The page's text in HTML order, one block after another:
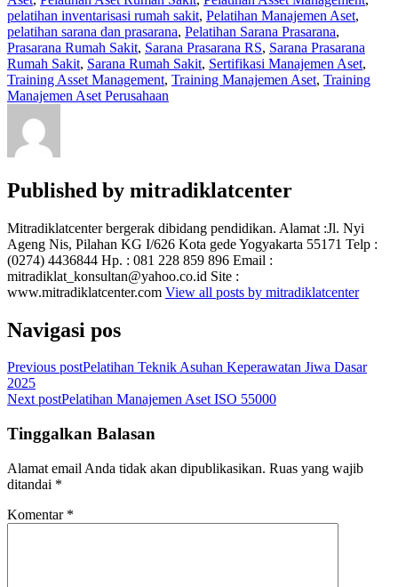
pelatihan inventarisasi rumah sakit, Pelatihan Manajemen Aset,
pelatihan sarana dan prasarana, Pelatihan Sarana Prasarana,
Prasarana Rumah Sakit, Sarana Prasarana RS, Sarana Prasarana
Rumah Sakit, Sarana Rumah Sakit, Sertifikasi Manajemen Aset,
Training Asset Management, Training Manajemen Aset, Training
Manajemen Aset Perusahaan
Published by mitradiklatcenter
Mitradiklatcenter bergerak dibidang pendidikan. Alamat :Jl. Nyi
Ageng Nis, Pilahan KG I/626 Kota gede Yogyakarta 55171 Telp :
(0274) 4436844 Hp. : 081 228 859 896 Email :
mitradiklat_konsultan@yahoo.co.id Site :
www.mitradiklatcenter.com View all posts by mitradiklatcenter
Navigasi pos
Previous postPelatihan Teknik Asuhan Keperawatan Jiwa Dasar
2025
Next postPelatihan Manajemen Aset ISO 55000
Tinggalkan Balasan
Alamat email Anda tidak akan dipublikasikan. Ruas yang wajib
ditandai *
Komentar *